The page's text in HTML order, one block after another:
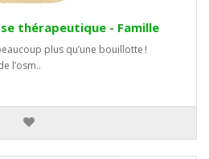
thérapeutique - Famille
plus qu’une bouillotte !
l’osm..